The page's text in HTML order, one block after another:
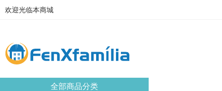
欢迎光临本商城
全部商品分类